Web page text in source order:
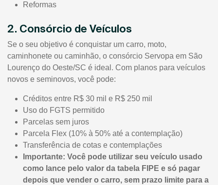
Reformas
2. Consórcio de Veículos
Se o seu objetivo é conquistar um carro, moto,
caminhonete ou caminhão, o consórcio Servopa em São
Lourenço do Oeste/SC é ideal. Com planos para veículos
novos e seminovos, você pode:
Créditos entre R$ 30 mil e R$ 250 mil
Uso do FGTS permitido
Parcelas sem juros
Parcela Flex (10% à 50% até a contemplação)
Transferência de cotas e contemplações
Importante: Você pode utilizar seu veículo usado
como lance pelo valor da tabela FIPE e só pagar
depois que vender o carro, sem prazo limite para a